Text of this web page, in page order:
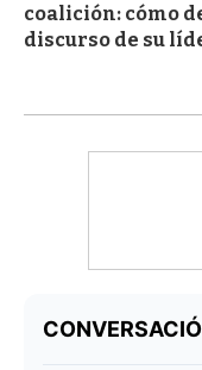
coalición: cómo
discurso de su